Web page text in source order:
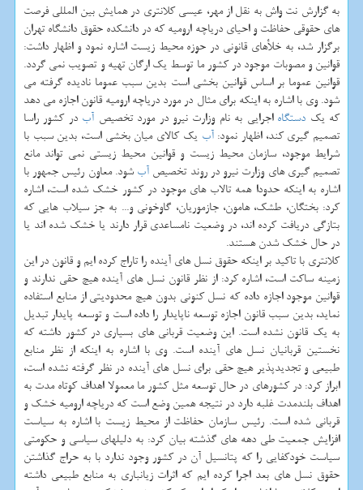
به گزارش نت واش به نقل از مهر، عیسی كلانتری در همایش بین المللی فرصت
های حقوقی حفاظت و احیای دریاچه ارومیه كه در دانشكده حقوق دانشگاه تهران
برگزار شد، به خلأهای قانونی در حوزه محیط زیست اشاره نمود و اظهار داشت:
قوانین و مصوبات موجود در كشور ما توسط یك ارگان تهیه و تصویب نمی گردد.
قوانین عموما بر اساس قوانین بخشی است بدین سبب عموما نادیده گرفته می
شود. وی با اشاره به اینكه برای مثال در مورد دریاچه ارومیه قانون اجازه می دهد
كه یك دستگاه اجرایی به نام وزارت نیرو در مورد تخصیص آب در كشور راسا
تصمیم گیری كند، اظهار نمود:آب یك كالای میان بخشی است، بدین سبب با
شرایط موجود، سازمان محیط زیست و قوانین محیط زیستی نمی تواند مانع
تصمیم گیری های وزارت نیرو در روند تخصیص آب شود. معاون رئیس جمهور با
اشاره به اینكه حدودا همه تالاب های موجود در كشور خشك شده است، اشاره
كرد: بختگان، طشك، هامون، جازموریان، گاوخونی و... به جز سیلاب هایی كه
بتازگی دریافت كرده اند، در وضعیت نامساعدی قرار دارند یا خشك شده اند یا
در حال خشك شدن هستند.
كلانتری با تاكید بر اینكه حقوق نسل های آینده را تاراج كرده ایم و قانون در این
زمینه ساكت است، اشاره كرد: از نظر قانون نسل های آینده هیچ حقی ندارند و
قوانین موجود اجازه داده كه نسل كنونی بدون هیچ محدودیتی از منابع استفاده
نماید، بدین سبب قانون اجازه توسعه ناپایدار را داده است و توسعه پایدار تبدیل
به یك قانون نشده است. این وضعیت قربانی های بسیاری در كشور داشته كه
نخستین قربانیان نسل های آینده است. وی با اشاره به اینكه از نظر منابع
طبیعی و تجدیدپذیر هیچ حقی برای نسل های آینده در نظر گرفته نشده است،
ابراز كرد: در كشورهای در حال توسعه مثل كشور ما معمولا اهداف كوتاه مدت به
اهداف بلندمدت غلبه دارد در نتیجه همین وضع است كه دریاچه ارومیه خشك و
قربانی شده است. رئیس سازمان حفاظت از محیط زیست با اشاره به سیاست
افزایش جمعیت طی دهه های گذشته بیان كرد: به دلیلهای سیاسی و حكومتی
سیاست خودكفایی را كه پتانسیل آن در كشور وجود ندارد با به حراج گذاشتن
حقوق نسل های بعد اجرا كرده ایم كه اثرات زیانباری به منابع طبیعی داشته